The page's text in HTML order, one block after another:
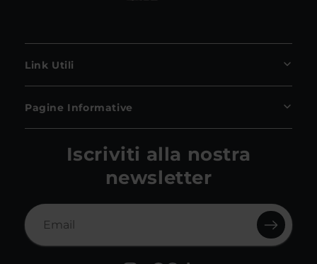
Link Utili
Pagine Informative
Iscriviti alla nostra
newsletter